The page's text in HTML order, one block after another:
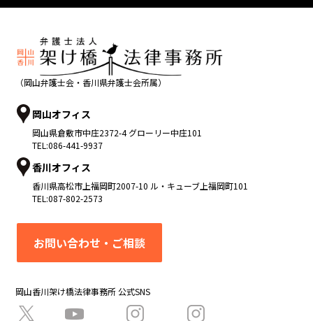
（岡山弁護士会・香川県弁護士会所属）
岡山オフィス
岡山県倉敷市中庄2372-4 グローリー中庄101
TEL:086-441-9937
香川オフィス
香川県高松市 上福岡町2007-10 ル・キューブ上福岡町101
TEL:087-802-2573
お問い合わせ・ご相談
岡山香川架け橋法律事務所 公式SNS